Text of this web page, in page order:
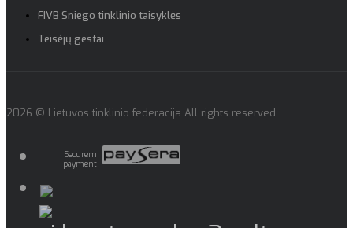
FIVB Sniego tinklinio taisyklės
Teisėjų gestai
2026 © Lietuvos tinklinio federacija All rights reserved
Securem
payment